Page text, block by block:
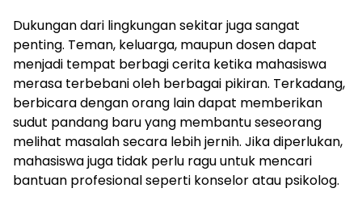
Dukungan dari lingkungan sekitar juga sangat
penting. Teman, keluarga, maupun dosen dapat
menjadi tempat berbagi cerita ketika mahasiswa
merasa terbebani oleh berbagai pikiran. Terkadang,
berbicara dengan orang lain dapat memberikan
sudut pandang baru yang membantu seseorang
melihat masalah secara lebih jernih. Jika diperlukan,
mahasiswa juga tidak perlu ragu untuk mencari
bantuan profesional seperti konselor atau psikolog.